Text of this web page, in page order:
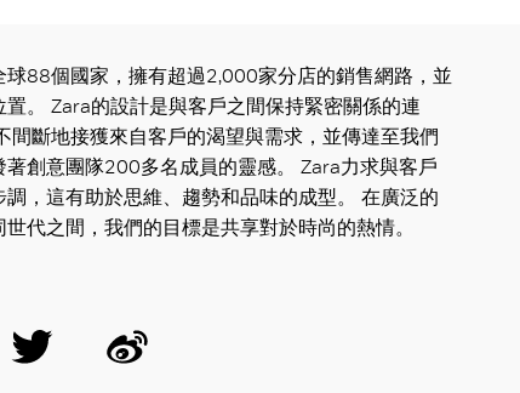
球88個國家，擁有超過2,000家分店的銷售網路，並
。 Zara的設計是與客戶之間保持緊密關係的連
間斷地接獲來自客戶的渴望與需求，並傳達至我們
著創意團隊200多名成員的靈感。 Zara力求與客戶
調，這有助於思維、趨勢和品味的成型。 在廣泛的
代之間，我們的目標是共享對於時尚的熱情。